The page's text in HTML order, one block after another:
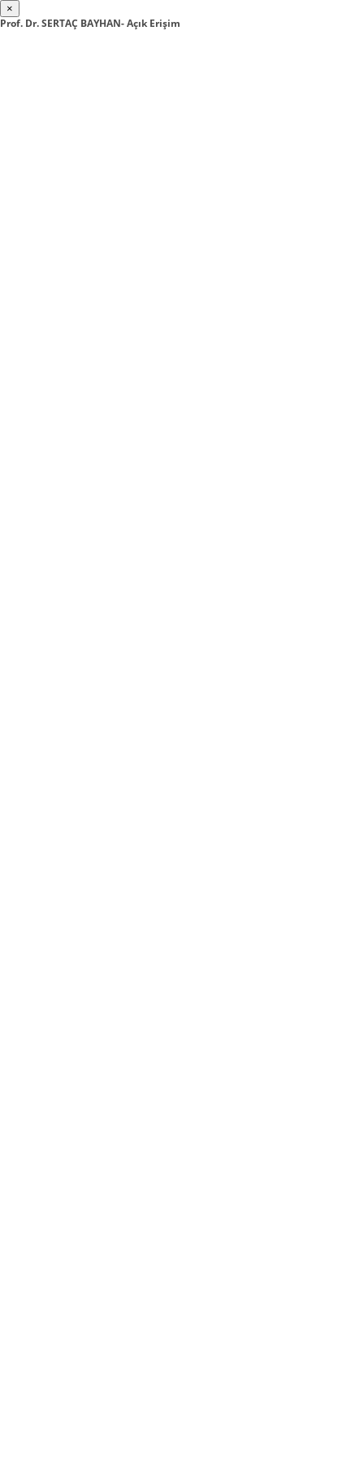
×
Prof. Dr. SERTAÇ BAYHAN- Açık Erişim